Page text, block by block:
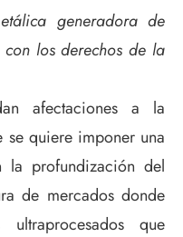
generadora de
los derechos de la
afectaciones a la
se quiere imponer una
la profundización del
de mercados donde
que